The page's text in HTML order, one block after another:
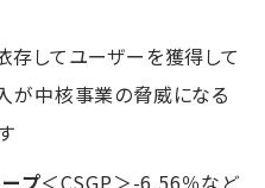
存してユーザーを獲得して
が中核事業の脅威になる
プ＜CSGP＞-6.56％など